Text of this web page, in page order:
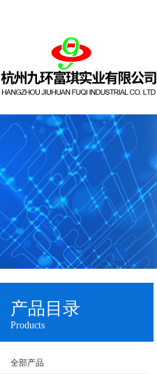
产品目录
Products
全部产品